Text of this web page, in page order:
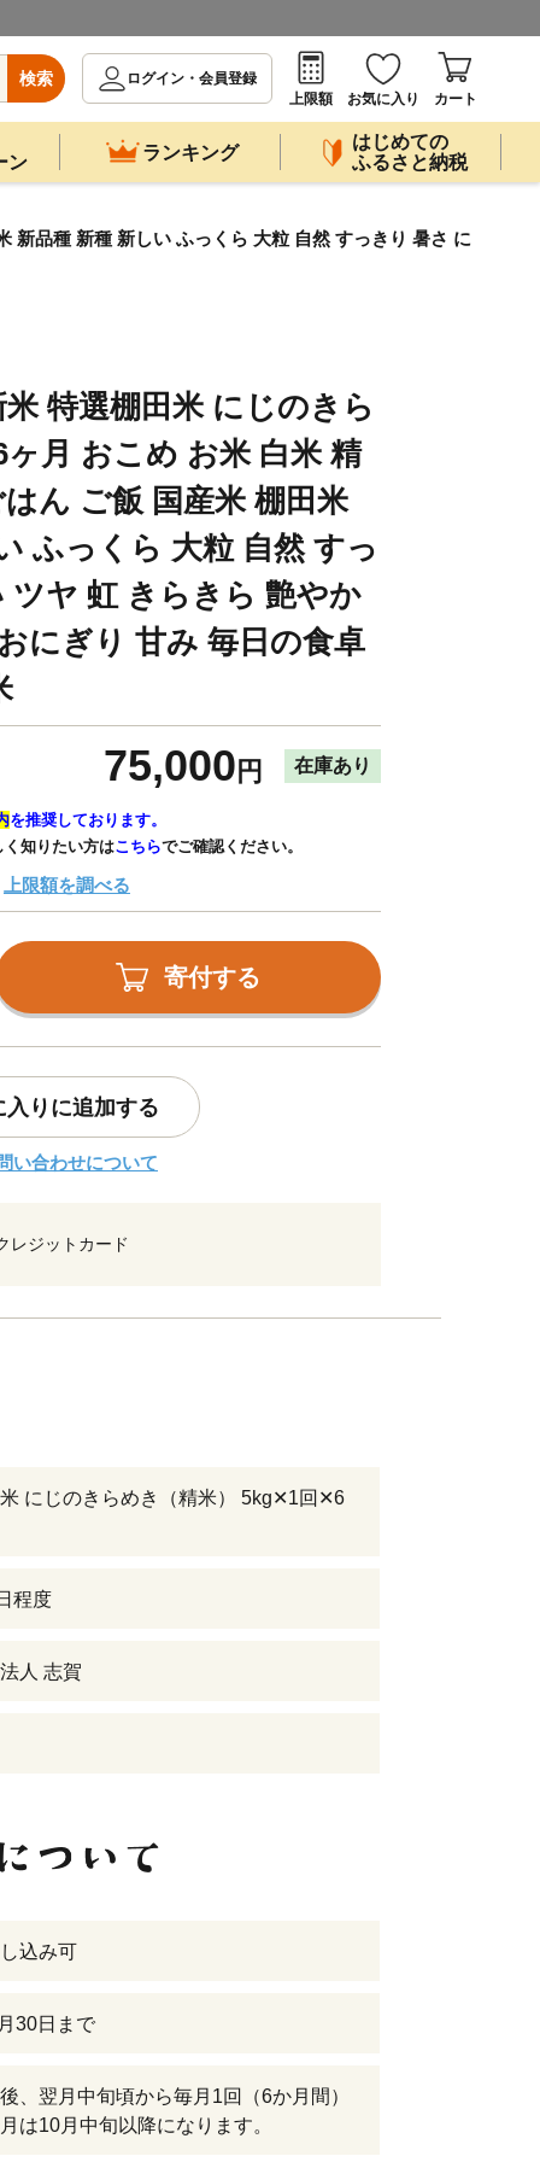
検索
ログイン・会員登録
上限額
お気に入り カート
ン
ランキング
はじめての
ふるさと納税
新品種 新種 新しい ふっくら 大粒 自然 すっきり 暑さ に
米 特選棚田米 にじのきら
月 おこめ お米 白米 精
ん ご飯 国産米 棚田米
ふっくら 大粒 自然 すっ
ツヤ 虹 きらきら 艶やか
にぎり 甘み 毎日の食卓
75,000 円 在庫あり
を推奨しております。
く知りたい方はこちらでご確認ください。
上限額を調べる
寄付する
入りに追加する
い合わせについて
レジットカード
にじのきらめき（精米） 5kg✕1回✕6
程度
人 志賀
込み可
30日まで
、翌月中旬頃から毎月1回（6か月間）
は10月中旬以降になります。